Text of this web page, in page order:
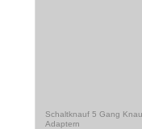
Schaltknauf 5 Gang
Adaptern